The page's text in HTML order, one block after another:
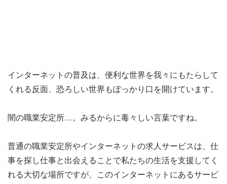
インターネットの普及は、便利な世界を我々にもたらして
くれる反面、恐ろしい世界もぽっかり口を開けています。
闇の職業安定所…。みるからに毒々しい言葉ですね。
普通の職業安定所やインターネットの求人サービスは、仕
事を探し仕事と出会えることで私たちの生活を支援してく
れる大切な場所ですが、このインターネットにあるサービ